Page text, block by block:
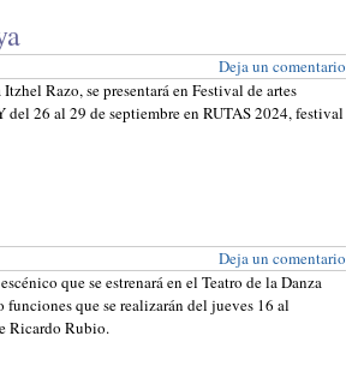
Deja un comentario
Razo, se presentará en Festival de artes
26 al 29 de septiembre en RUTAS 2024, festival
Deja un comentario
que se estrenará en el Teatro de la Danza
que se realizarán del jueves 16 al
Ricardo Rubio.